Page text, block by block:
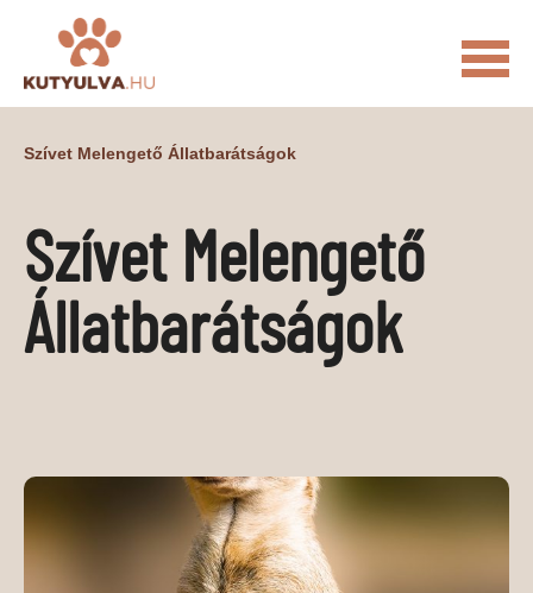
KUTYULVA – HÍREK
CUKI ÉLETKÉPEK NÖVÉNYEK
ÁLLATI
Szívet Melengető Állatbarátságok
Szívet Melengető
Állatbarátságok